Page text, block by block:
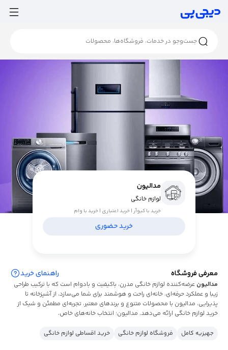
مدالیون
لوازم خانگی
خرید با کیوآر | خرید اعتباری | خرید با وام
خرید حضوری
معرفی فروشگاه راهنمای خرید
مدالیون عرضه‌کننده لوازم خانگی مدرن، باکیفیت و بادوام است که با ترکیب طراحی
زیبا و عملکرد حرفه‌ای، خانه‌ای راحت و هوشمند برای شما می‌سازد. از آشپزخانه تا
پذیرایی، مدالیون با محصولات متنوع و برندهای معتبر، تجربه‌ای مطمئن و شیک از
خرید لوازم خانگی ارائه می‌دهد. مدالیون؛ انتخاب خانه‌های خاص.
جهیزیه کامل فروشگاه لوازم خانگی خرید اقساطی لوازم خانگی